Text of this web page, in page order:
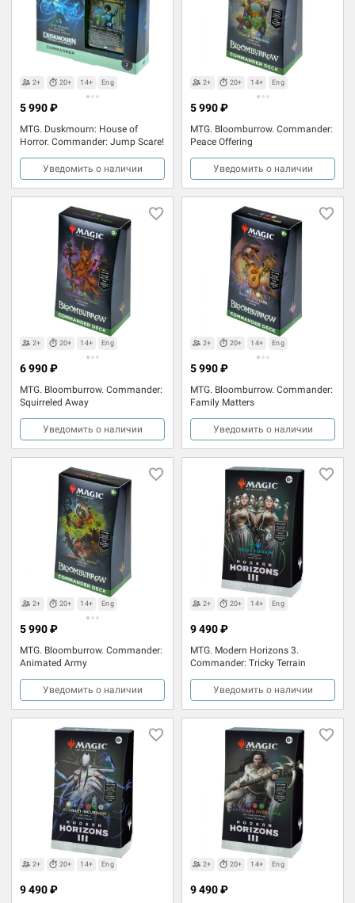
2+ 20+ 14+ Eng
MTG. Duskmourn: House of
Horror. Commander: Jump Scare!
5 990 ₽
Уведомить о наличии
2+ 20+ 14+ Eng
MTG. Bloomburrow. Commander:
Peace Offering
5 990 ₽
Уведомить о наличии
2+ 20+ 14+ Eng
MTG. Bloomburrow. Commander:
Squirreled Away
6 990 ₽
Уведомить о наличии
2+ 20+ 14+ Eng
MTG. Bloomburrow. Commander:
Family Matters
5 990 ₽
Уведомить о наличии
2+ 20+ 14+ Eng
MTG. Bloomburrow. Commander:
Animated Army
5 990 ₽
Уведомить о наличии
2+ 20+ 14+ Eng
MTG. Modern Horizons 3.
Commander: Tricky Terrain
9 490 ₽
Уведомить о наличии
2+ 20+ 14+ Eng
9 490 ₽
2+ 20+ 14+ Eng
9 490 ₽